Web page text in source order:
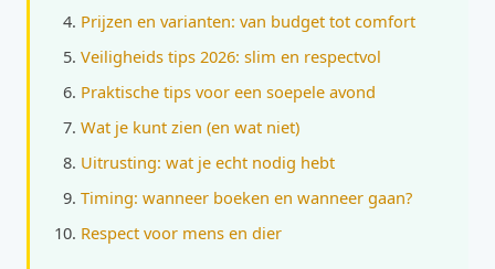
Prijzen en varianten: van budget tot comfort
Veiligheids tips 2026: slim en respectvol
Praktische tips voor een soepele avond
Wat je kunt zien (en wat niet)
Uitrusting: wat je echt nodig hebt
Timing: wanneer boeken en wanneer gaan?
Respect voor mens en dier